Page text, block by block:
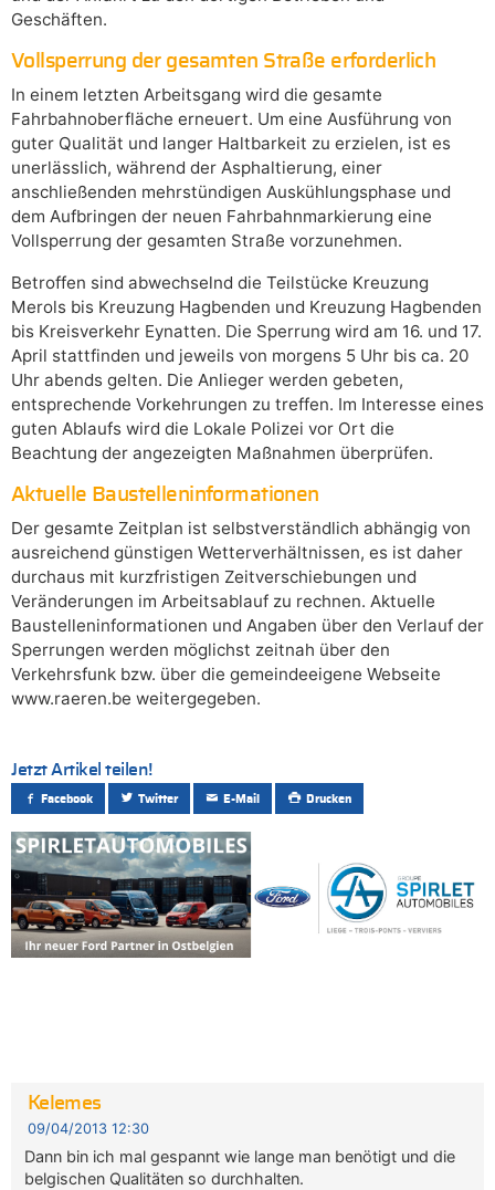
Geschäften.
Vollsperrung der gesamten Straße erforderlich
In einem letzten Arbeitsgang wird die gesamte
Fahrbahnoberfläche erneuert. Um eine Ausführung von
guter Qualität und langer Haltbarkeit zu erzielen, ist es
unerlässlich, während der Asphaltierung, einer
anschließenden mehrstündigen Auskühlungsphase und
dem Aufbringen der neuen Fahrbahnmarkierung eine
Vollsperrung der gesamten Straße vorzunehmen.
Betroffen sind abwechselnd die Teilstücke Kreuzung
Merols bis Kreuzung Hagbenden und Kreuzung Hagbenden
bis Kreisverkehr Eynatten. Die Sperrung wird am 16. und 17.
April stattfinden und jeweils von morgens 5 Uhr bis ca. 20
Uhr abends gelten. Die Anlieger werden gebeten,
entsprechende Vorkehrungen zu treffen. Im Interesse eines
guten Ablaufs wird die Lokale Polizei vor Ort die
Beachtung der angezeigten Maßnahmen überprüfen.
Aktuelle Baustelleninformationen
Der gesamte Zeitplan ist selbstverständlich abhängig von
ausreichend günstigen Wetterverhältnissen, es ist daher
durchaus mit kurzfristigen Zeitverschiebungen und
Veränderungen im Arbeitsablauf zu rechnen. Aktuelle
Baustelleninformationen und Angaben über den Verlauf der
Sperrungen werden möglichst zeitnah über den
Verkehrsfunk bzw. über die gemeindeeigene Webseite
www.raeren.be weitergegeben.
Jetzt Artikel teilen!
Facebook Twitter E-Mail Drucken
Kelemes
09/04/2013 12:30
Dann bin ich mal gespannt wie lange man benötigt und die
belgischen Qualitäten so durchhalten.